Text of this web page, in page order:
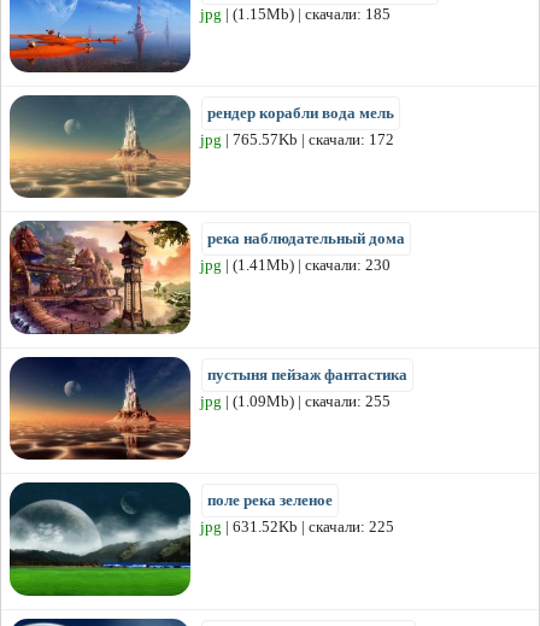
jpg | (1.15Mb) | скачали: 185
рендер корабли вода мель
jpg | 765.57Kb | скачали: 172
река наблюдательный дома
jpg | (1.41Mb) | скачали: 230
пустыня пейзаж фантастика
jpg | (1.09Mb) | скачали: 255
поле река зеленое
jpg | 631.52Kb | скачали: 225